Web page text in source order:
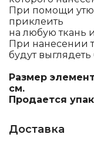
При помощи
приклеить
на любую ткань
При нанесении
будут
Размер
см.
Продается
Доставка